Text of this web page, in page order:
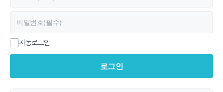
자동로그인
로그인